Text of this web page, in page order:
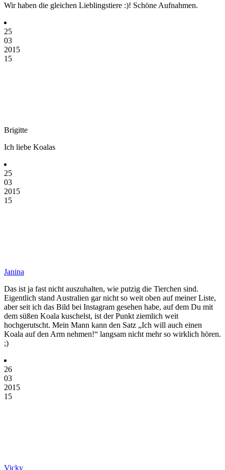
Wir haben die gleichen Lieblingstiere :)! Schöne Aufnahmen.
25
03
2015
15
Brigitte
Ich liebe Koalas
25
03
2015
15
Janina
Das ist ja fast nicht auszuhalten, wie putzig die Tierchen sind.
Eigentlich stand Australien gar nicht so weit oben auf meiner Liste,
aber seit ich das Bild bei Instagram gesehen habe, auf dem Du mit
dem süßen Koala kuschelst, ist der Punkt ziemlich weit
hochgerutscht. Mein Mann kann den Satz „Ich will auch einen
Koala auf den Arm nehmen!“ langsam nicht mehr so wirklich hören.
;)
26
03
2015
15
Vicky